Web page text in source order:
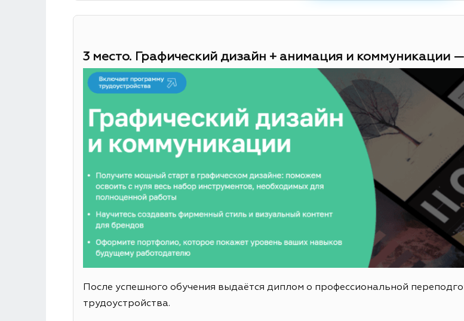
3 место. Графический дизайн + анимация и коммуникации
После успешного обучения выдаётся диплом о профессиональной
трудоустройства.